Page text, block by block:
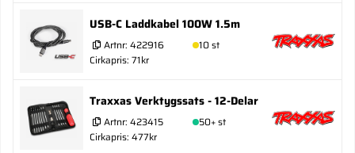
USB-C Laddkabel 100W 1.5m
Artnr: 422916
10 st
Cirkapris: 71kr
Traxxas Verktygssats - 12-Delar
Artnr: 423415
50+ st
Cirkapris: 477kr